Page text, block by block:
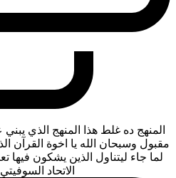
المنهج ده غلط هذا المنهج الذي
مقبول وسبحان الله يا اخوة القرآن
لما جاء ليتناول الذين يشكون فيها
الاتحاد